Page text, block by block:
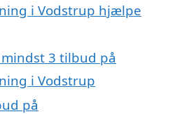
i Vodstrup hjælpe
3 tilbud på
i Vodstrup
på